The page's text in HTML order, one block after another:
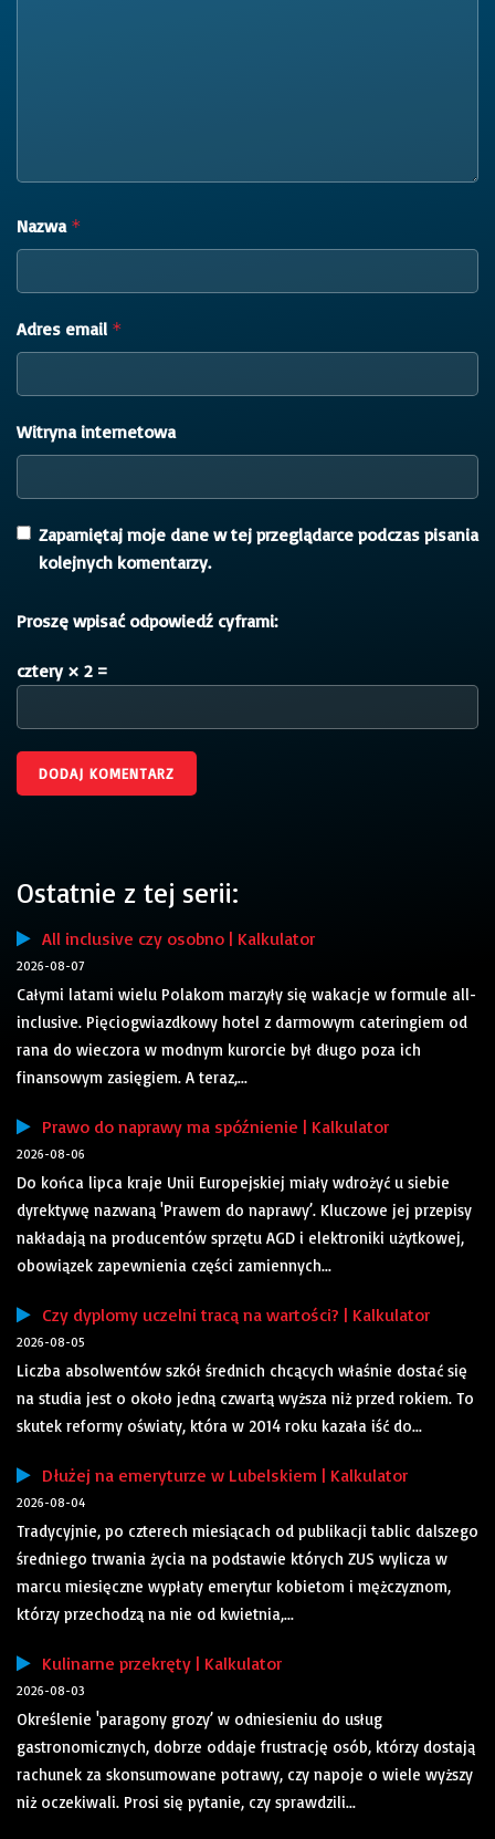
Nazwa *
Adres email *
Witryna internetowa
Zapamiętaj moje dane w tej przeglądarce podczas pisania
kolejnych komentarzy.
Proszę wpisać odpowiedź cyframi:
cztery × 2 =
Ostatnie z tej serii:
All inclusive czy osobno | Kalkulator
2026-08-07
Całymi latami wielu Polakom marzyły się wakacje w formule all-
inclusive. Pięciogwiazdkowy hotel z darmowym cateringiem od
rana do wieczora w modnym kurorcie był długo poza ich
finansowym zasięgiem. A teraz,...
Prawo do naprawy ma spóźnienie | Kalkulator
2026-08-06
Do końca lipca kraje Unii Europejskiej miały wdrożyć u siebie
dyrektywę nazwaną 'Prawem do naprawy’. Kluczowe jej przepisy
nakładają na producentów sprzętu AGD i elektroniki użytkowej,
obowiązek zapewnienia części zamiennych...
Czy dyplomy uczelni tracą na wartości? | Kalkulator
2026-08-05
Liczba absolwentów szkół średnich chcących właśnie dostać się
na studia jest o około jedną czwartą wyższa niż przed rokiem. To
skutek reformy oświaty, która w 2014 roku kazała iść do...
Dłużej na emeryturze w Lubelskiem | Kalkulator
2026-08-04
Tradycyjnie, po czterech miesiącach od publikacji tablic dalszego
średniego trwania życia na podstawie których ZUS wylicza w
marcu miesięczne wypłaty emerytur kobietom i mężczyznom,
którzy przechodzą na nie od kwietnia,...
Kulinarne przekręty | Kalkulator
2026-08-03
Określenie 'paragony grozy’ w odniesieniu do usług
gastronomicznych, dobrze oddaje frustrację osób, którzy dostają
rachunek za skonsumowane potrawy, czy napoje o wiele wyższy
niż oczekiwali. Prosi się pytanie, czy sprawdzili...